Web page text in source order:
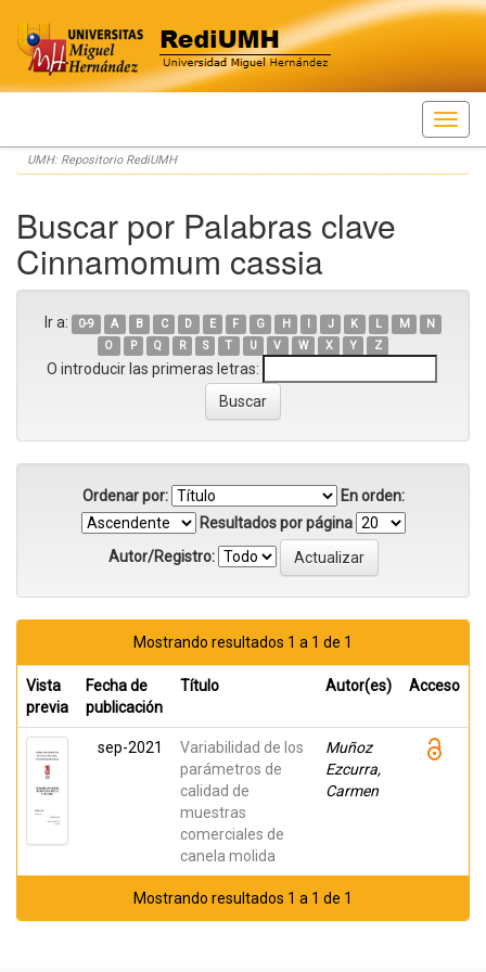
Skip
navigation
UMH: Repositorio RediUMH
Buscar por Palabras clave
Cinnamomum cassia
Ir a: 0-9 A B C D E F G H I J K L M
N
O
P Q R S T U V W X Y Z
O introducir las primeras letras:
Ordenar por:
En orden:
Resultados por página
Autor/Registro:
Mostrando resultados 1 a 1 de 1
Vista
previa
Fecha de
publicación
Título Autor(es) Acceso
sep-2021
Variabilidad de los
parámetros de
calidad de
muestras
comerciales de
canela molida
Muñoz
Ezcurra,
Carmen
Mostrando resultados 1 a 1 de 1